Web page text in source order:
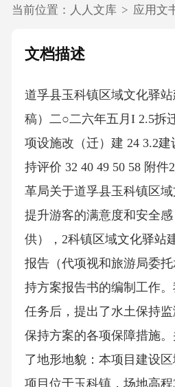
当前位置： 人人文库 > 应用文
文档描述
道孚县玉科镇区域文化驿
稿）二○二六年五月I 2.5拆
项设施改（迁）建 24 3.2
持评价 32 40 49 50 58 附
革局关于道孚县玉科镇区
提升游客的满意度和安全
供），2科镇区域文化驿站
报告（代项视和旅游局委
持方案报告书的编制工作
任务后，提出了水土保持
保持方案的各项保障措施
了地形地貌：本项目建设区
项目位于玉科镇，场地高程